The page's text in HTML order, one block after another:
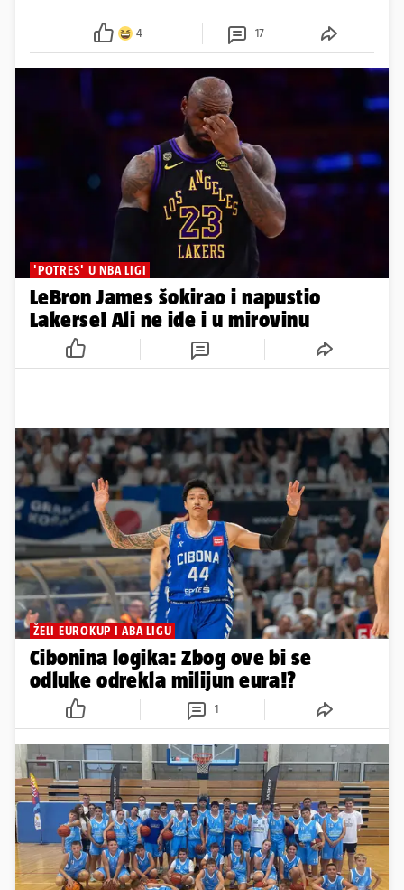
4 17
'POTRES' U NBA LIGI
LeBron James šokirao i napustio
Lakerse! Ali ne ide i u mirovinu
ŽELI EUROKUP I ABA LIGU
Cibonina logika: Zbog ove bi se
odluke odrekla milijun eura!?
1